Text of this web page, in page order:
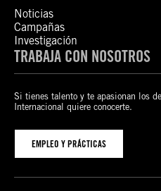
Noticias
Campañas
Investigación
TRABAJA CON NOSOTROS
Si tienes talento y te apasionan los
Internacional quiere conocerte.
EMPLEO Y PRÁCTICAS